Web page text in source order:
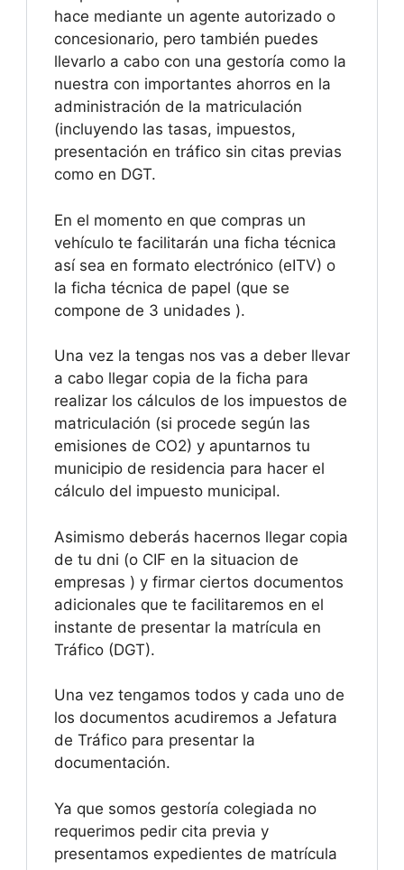
hace mediante un agente autorizado o
concesionario, pero también puedes
llevarlo a cabo con una gestoría como la
nuestra con importantes ahorros en la
administración de la matriculación
(incluyendo las tasas, impuestos,
presentación en tráfico sin citas previas
como en DGT.
En el momento en que compras un
vehículo te facilitarán una ficha técnica
así sea en formato electrónico (eITV) o
la ficha técnica de papel (que se
compone de 3 unidades ).
Una vez la tengas nos vas a deber llevar
a cabo llegar copia de la ficha para
realizar los cálculos de los impuestos de
matriculación (si procede según las
emisiones de CO2) y apuntarnos tu
municipio de residencia para hacer el
cálculo del impuesto municipal.
Asimismo deberás hacernos llegar copia
de tu dni (o CIF en la situacion de
empresas ) y firmar ciertos documentos
adicionales que te facilitaremos en el
instante de presentar la matrícula en
Tráfico (DGT).
Una vez tengamos todos y cada uno de
los documentos acudiremos a Jefatura
de Tráfico para presentar la
documentación.
Ya que somos gestoría colegiada no
requerimos pedir cita previa y
presentamos expedientes de matrícula